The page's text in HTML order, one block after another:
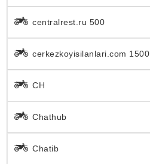
centralrest.ru 500
cerkezkoyisilanlari.com 1500
CH
Chathub
Chatib